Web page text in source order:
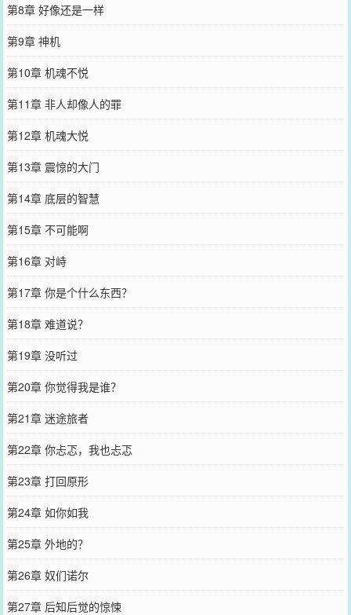
第8章 好像还是一样
第9章 神机
第10章 机魂不悦
第11章 非人却像人的罪
第12章 机魂大悦
第13章 震惊的大门
第14章 底层的智慧
第15章 不可能啊
第16章 对峙
第17章 你是个什么东西？
第18章 难道说？
第19章 没听过
第20章 你觉得我是谁？
第21章 迷途旅者
第22章 你忐忑，我也忐忑
第23章 打回原形
第24章 如你如我
第25章 外地的？
第26章 奴们诺尔
第27章 后知后觉的惊悚